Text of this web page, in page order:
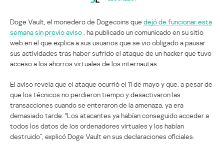
Doge Vault, el monedero de Dogecoins que dejó de funcionar esta
semana sin previo aviso , ha publicado un comunicado en su sitio
web en el que explica a sus usuarios que se vio obligado a pausar
sus actividades tras haber sufrido el ataque de un hacker que tuvo
acceso a los ahorros virtuales de los internautas.
El aviso revela que el ataque ocurrió el 11 de mayo y que, a pesar de
que los técnicos no perdieron tiempo y desactivaron las
transacciones cuando se enteraron de la amenaza, ya era
demasiado tarde: “Los atacantes ya habían conseguido acceder a
todos los datos de los ordenadores virtuales y los habían
destruido”, explicó Doge Vault en sus declaraciones oficiales.